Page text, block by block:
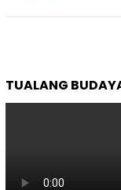
TUALANG